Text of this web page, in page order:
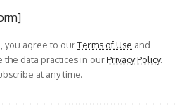
you agree to ourTerms of Use and
the data practices in ourPrivacy Policy.
at any time.